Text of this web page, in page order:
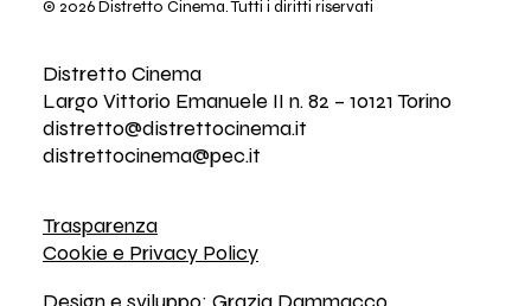
© 2026 Distretto Cinema.Tutti i diritti riservati
Distretto Cinema
Largo Vittorio Emanuele II n. 82 – 10121 Torino
distretto@distrettocinema.it
distrettocinema@pec.it
Trasparenza
Cookie e Privacy Policy